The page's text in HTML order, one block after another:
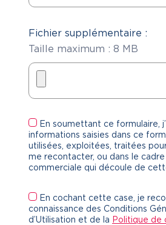
Fichier supplémentaire :
Taille maximum : 8 MB
En soumettant ce formulaire,
informations saisies dans ce
utilisées, exploitées, traitées
me recontacter, ou dans le
commerciale qui découle de
En cochant cette case, je
connaissance des Conditions
d’Utilisation et de la Politique de